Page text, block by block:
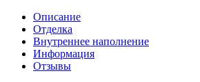
Описание
Отделка
Внутреннее наполнение
Информация
Отзывы